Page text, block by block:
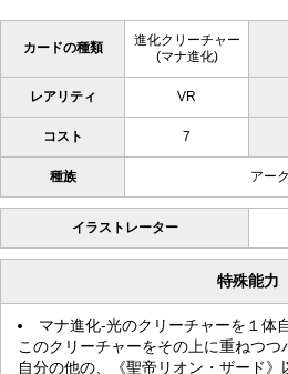
カードの種類
進化クリーチャー
(マナ進化)
レアリティ VR
コスト 7
種族 アー
イラストレーター
特殊能力
マナ進化-光のクリーチャーを１体
このクリーチャーをその上に重ねつつ
自分の他の、《聖帝リオン・ザード